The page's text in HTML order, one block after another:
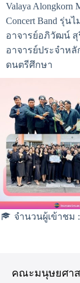
Valaya Alongkorn
Concert Band รุ่น
อาจารย์อภิวัฒน์ สุ
อาจารย์ประจำห
ดนตรีศึกษา
จำนวนผู้เข้าชม :
คณะมนุษยศา